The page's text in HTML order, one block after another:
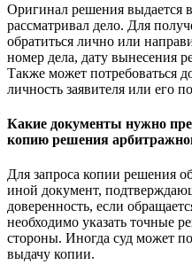
Оригинал решения выдается
рассматривал дело. Для
обратиться лично или
номер дела, дату вынесения
Также может потребоваться
личность заявителя или его
Какие документы нужно
копию решения
Для запроса копии решения
иной документ,
доверенность, если
необходимо указать точные
стороны. Иногда суд может
выдачу копии.